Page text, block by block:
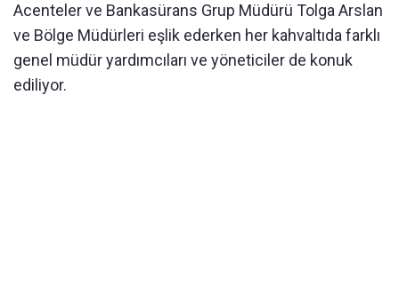
Acenteler ve Bankasürans Grup Müdürü Tolga Arslan
ve Bölge Müdürleri eşlik ederken her kahvaltıda farklı
genel müdür yardımcıları ve yöneticiler de konuk
ediliyor.